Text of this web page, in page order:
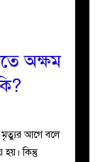
অক্ষম
মৃত্যুর আগে বলে
হয়। কিন্তু